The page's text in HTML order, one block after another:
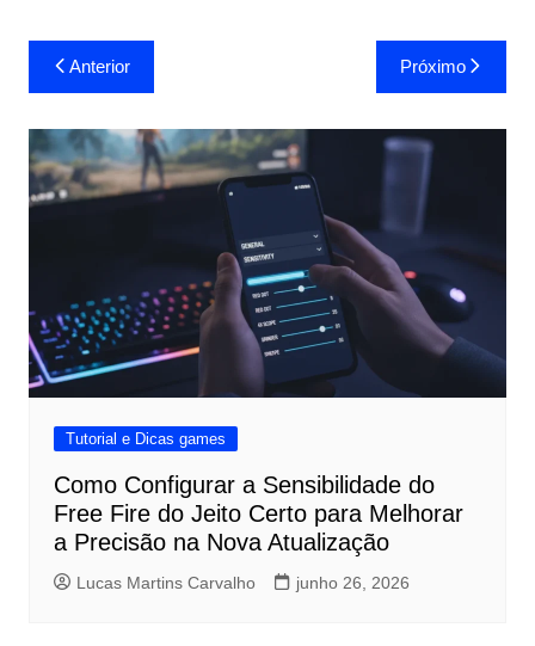
Navegação
de
Post
Anterior Próximo
Tutorial e Dicas games
Como Configurar a Sensibilidade do
Free Fire do Jeito Certo para Melhorar
a Precisão na Nova Atualização
Lucas Martins Carvalho junho 26, 2026